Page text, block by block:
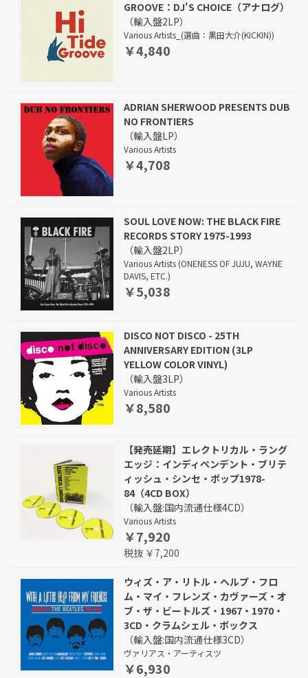
GROOVE：DJ'S CHOICE（アナログ）
（輸入盤2LP）
Various Artists_(選曲：黒田大介(KICKIN))
￥4,840
ADRIAN SHERWOOD PRESENTS DUB
NO FRONTIERS
（輸入盤LP）
Various Artists
￥4,708
SOUL LOVE NOW: THE BLACK FIRE
RECORDS STORY 1975-1993
（輸入盤2LP）
Various Artists (ONENESS OF JUJU, WAYNE
DAVIS, ETC.)
￥5,038
DISCO NOT DISCO - 25TH
ANNIVERSARY EDITION (3LP
YELLOW COLOR VINYL)
（輸入盤3LP）
Various Artists
￥8,580
【発売延期】エレクトリカル・ラング
エッジ：インディペンデント・ブリテ
ィッシュ・シンセ・ポップ1978-
84（4CD BOX）
（輸入盤:国内流通仕様4CD）
Various Artists
￥7,920
税抜 ￥7,200
ウィズ・ア・リトル・ヘルプ・フロ
ム・マイ・フレンズ・カヴァーズ・オ
ブ・ザ・ビートルズ・1967・1970・
3CD・クラムシェル・ボックス
（輸入盤:国内流通仕様3CD）
ヴァリアス・アーティスツ
￥6,930